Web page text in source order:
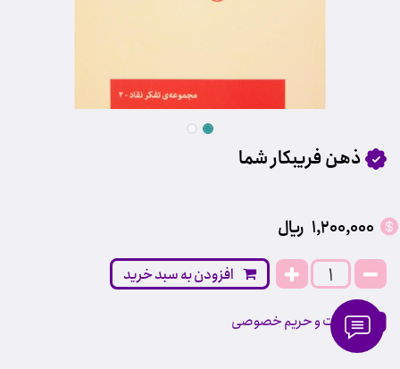
ذهن فریبکار شما
1,200,000 ﷼
افزودن به سبد خرید
مقررات و حریم خصوصی